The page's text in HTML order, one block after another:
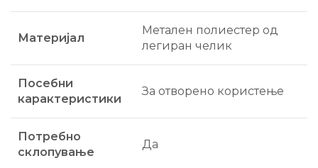
Материјал
Метален полиестер од
легиран челик
Посебни
карактеристики
За отворено користење
Потребно
склопување
Да